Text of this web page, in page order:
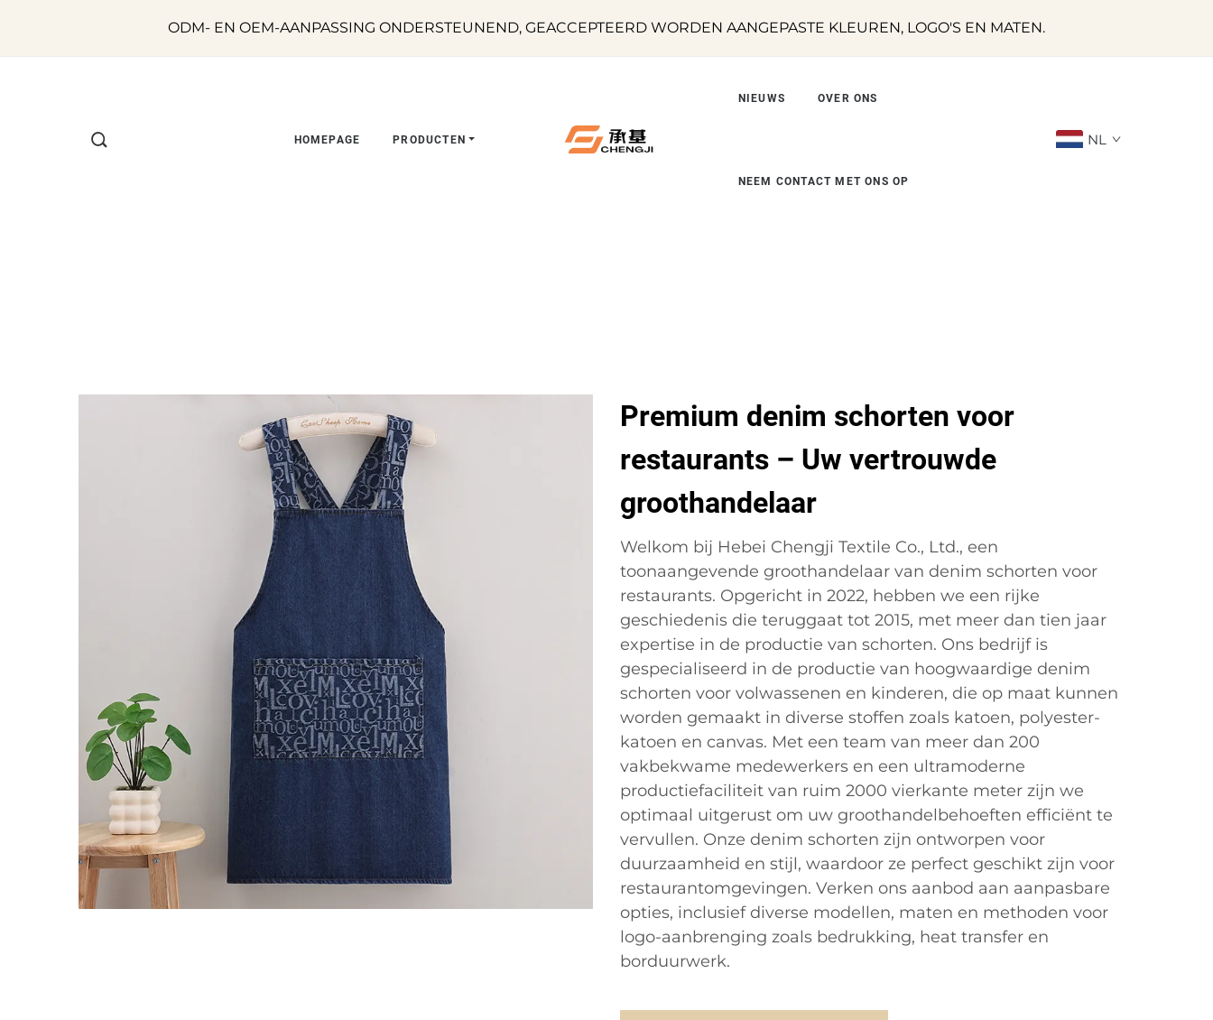
ODM- EN OEM-AANPASSING ONDERSTEUNEND, GEACCEPTEERD WORDEN AANGEPASTE KLEUREN, LOGO'S EN MATEN.
HOMEPAGE PRODUCTEN
NIEUWS OVER ONS
NEEM CONTACT MET ONS OP
NL
Premium denim schorten voor
restaurants – Uw vertrouwde
groothandelaar
Welkom bij Hebei Chengji Textile Co., Ltd., een
toonaangevende groothandelaar van denim schorten voor
restaurants. Opgericht in 2022, hebben we een rijke
geschiedenis die teruggaat tot 2015, met meer dan tien jaar
expertise in de productie van schorten. Ons bedrijf is
gespecialiseerd in de productie van hoogwaardige denim
schorten voor volwassenen en kinderen, die op maat kunnen
worden gemaakt in diverse stoffen zoals katoen, polyester-
katoen en canvas. Met een team van meer dan 200
vakbekwame medewerkers en een ultramoderne
productiefaciliteit van ruim 2000 vierkante meter zijn we
optimaal uitgerust om uw groothandelbehoeften efficiënt te
vervullen. Onze denim schorten zijn ontworpen voor
duurzaamheid en stijl, waardoor ze perfect geschikt zijn voor
restaurantomgevingen. Verken ons aanbod aan aanpasbare
opties, inclusief diverse modellen, maten en methoden voor
logo-aanbrenging zoals bedrukking, heat transfer en
borduurwerk.